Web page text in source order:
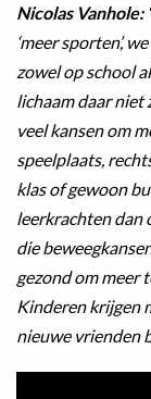
Nicolas Vanhole:
‘meer sporten’,
zowel op school
lichaam daar niet
veel kansen om
speelplaats,
klas of gewoon
leerkrachten dan
die
gezond om meer
Kinderen krijgen
nieuwe vrienden